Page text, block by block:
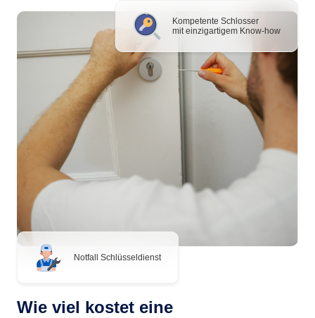
Kompetente Schlosser
mit einzigartigem Know-how
Notfall Schlüsseldienst
Wie viel kostet eine